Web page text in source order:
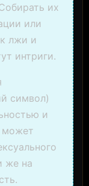
их
или
лжи и
интриги.
символ)
и
может
же на